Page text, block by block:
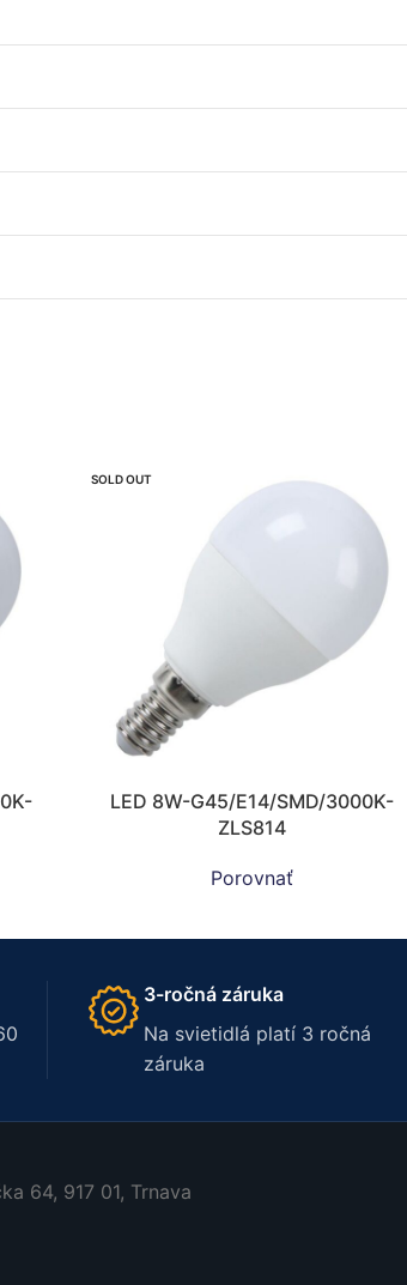
SOLD OUT
LED 8W-G45/E14/SMD/3000K-
ZLS814
Porovnať
3-ročná záruka
Na svietidlá platí 3 ročná
záruka
64, 917 01, Trnava